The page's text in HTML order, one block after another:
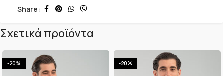
Share:
Σχετικά προϊόντα
-20% -20%